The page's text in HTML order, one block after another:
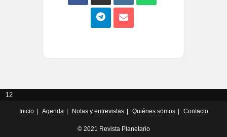
12
Inicio Agenda Notas y entrevistas Quiénes somos Contacto
© 2021 Revista Planetario